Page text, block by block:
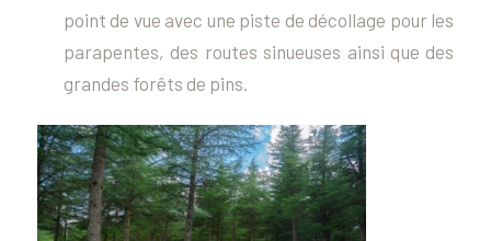
point de vue avec une piste de décollage pour les
parapentes, des routes sinueuses ainsi que des
grandes forêts de pins.